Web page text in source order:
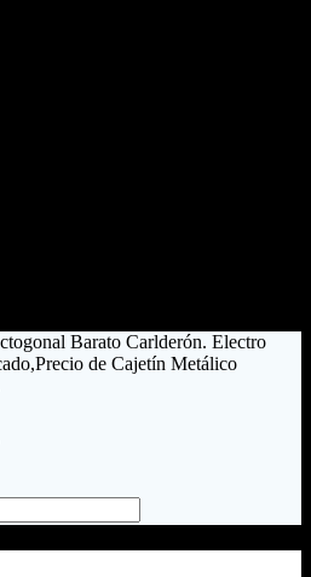
Barato Carlderón. Electro
de Cajetín Metálico